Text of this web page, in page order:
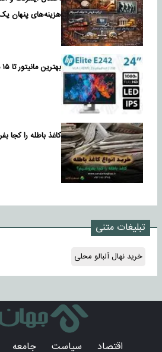
هزینه‌های پنهان
بهترین مانیتور تا ۱۵ میلیون تومان
کاغذ باطله را کجا
تبلیغات متنی
خرید نهال آلبالو محلی
اقتصاد سیاست جامعه